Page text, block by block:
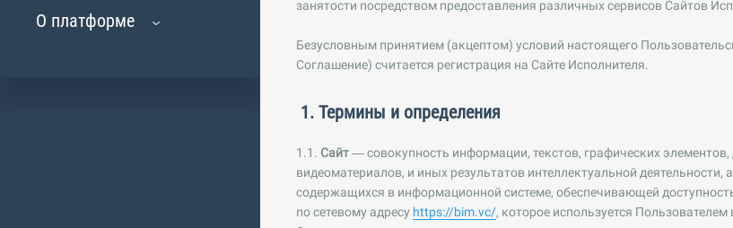
О платформе
занятости посредством предоставления различных сервисов Сайтов
Безусловным принятием (акцептом) условий настоящего
Соглашение) считается регистрация на Сайте Исполнителя.
1. Термины и определения
1.1. Сайт— совокупность информации, текстов, графических
видеоматериалов, и иных результатов интеллектуальной
содержащихся в информационной системе, обеспечивающей
по сетевому адресу https://bim.vc/, которое используется